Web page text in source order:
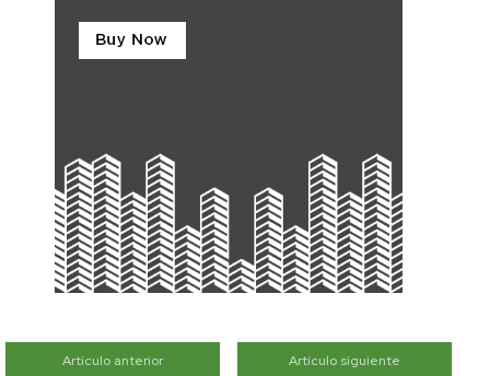
Artículo anterior Artículo siguiente